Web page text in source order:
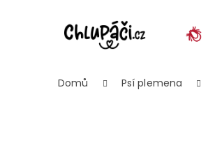
Domů Psí plemena
ZPĚT
OBCHODU
ZPĚT
OBCHODU